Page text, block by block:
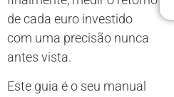
de cada euro investido
com uma precisão nunca
antes vista.
Este guia é o seu manual